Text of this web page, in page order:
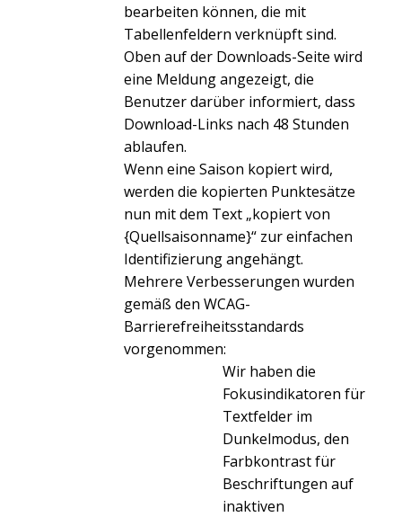
bearbeiten können, die mit
Tabellenfeldern verknüpft sind.
Oben auf der Downloads-Seite wird
eine Meldung angezeigt, die
Benutzer darüber informiert, dass
Download-Links nach 48 Stunden
ablaufen.
Wenn eine Saison kopiert wird,
werden die kopierten Punktesätze
nun mit dem Text „kopiert von
{Quellsaisonname}“ zur einfachen
Identifizierung angehängt.
Mehrere Verbesserungen wurden
gemäß den WCAG-
Barrierefreiheitsstandards
vorgenommen:
Wir haben die
Fokusindikatoren für
Textfelder im
Dunkelmodus, den
Farbkontrast für
Beschriftungen auf
inaktiven